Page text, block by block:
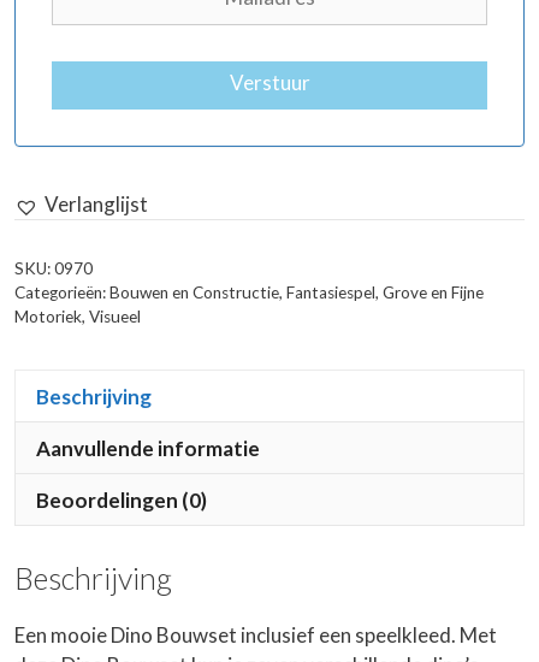
Verstuur
Verlanglijst
SKU:0970
Categorieën:Bouwen en Constructie, Fantasiespel, Grove en Fijne
Motoriek, Visueel
Beschrijving
Aanvullende informatie
Beoordelingen (0)
Beschrijving
Een mooie Dino Bouwset inclusief een speelkleed. Met